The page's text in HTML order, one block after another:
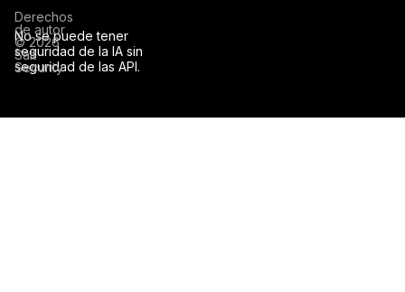
No se puede tener
seguridad de la IA sin
seguridad de las API.
Derechos
de autor
© 2026
Salt
Security